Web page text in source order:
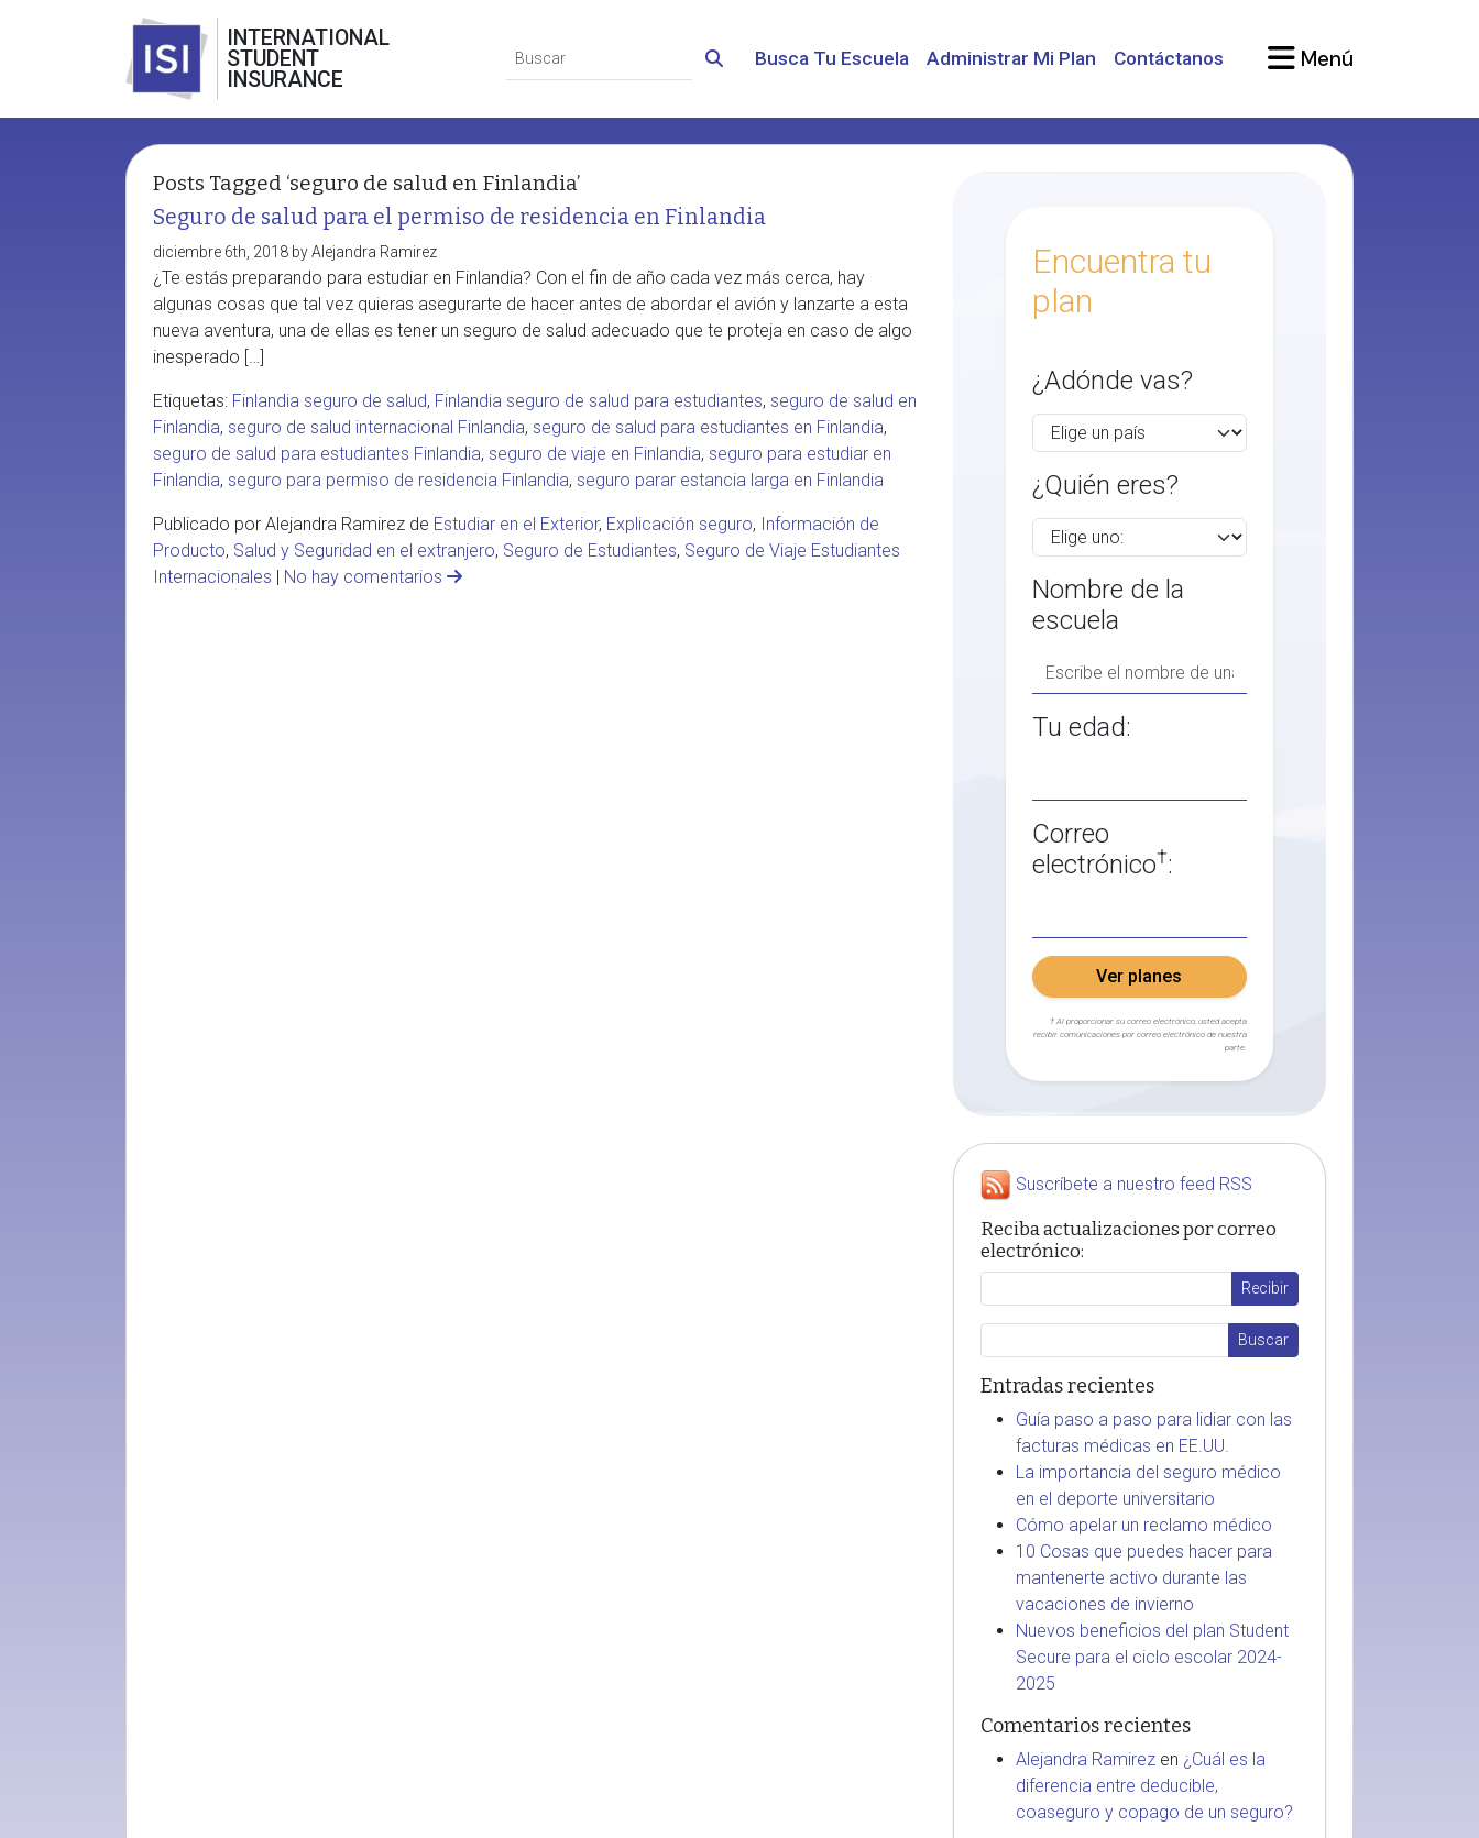
INTERNATIONAL
STUDENT
INSURANCE
Busca Tu Escuela Administrar Mi Plan Contáctanos Menú
Posts Tagged ‘seguro de salud en Finlandia’
Seguro de salud para el permiso de residencia en Finlandia
diciembre 6th, 2018 by Alejandra Ramirez
¿Te estás preparando para estudiar en Finlandia? Con el fin de año cada vez más cerca, hay
algunas cosas que tal vez quieras asegurarte de hacer antes de abordar el avión y lanzarte a esta
nueva aventura, una de ellas es tener un seguro de salud adecuado que te proteja en caso de algo
inesperado […]
Etiquetas: Finlandia seguro de salud, Finlandia seguro de salud para estudiantes, seguro de salud en
Finlandia, seguro de salud internacional Finlandia, seguro de salud para estudiantes en Finlandia,
seguro de salud para estudiantes Finlandia, seguro de viaje en Finlandia, seguro para estudiar en
Finlandia, seguro para permiso de residencia Finlandia, seguro parar estancia larga en Finlandia
Publicado por Alejandra Ramirez de Estudiar en el Exterior, Explicación seguro, Información de
Producto, Salud y Seguridad en el extranjero, Seguro de Estudiantes, Seguro de Viaje Estudiantes
Internacionales | No hay comentarios
Encuentra tu
plan
¿Adónde vas?
¿Quién eres?
Nombre de la
escuela
Tu edad:
Correo
electrónico†:
Ver planes
† Al proporcionar su correo electrónico, usted acepta
recibir comunicaciones por correo electrónico de nuestra
parte.
Suscríbete a nuestro feed RSS
Reciba actualizaciones por correo
electrónico:
Entradas recientes
Guía paso a paso para lidiar con las
facturas médicas en EE.UU.
La importancia del seguro médico
en el deporte universitario
Cómo apelar un reclamo médico
10 Cosas que puedes hacer para
mantenerte activo durante las
vacaciones de invierno
Nuevos beneficios del plan Student
Secure para el ciclo escolar 2024-
2025
Comentarios recientes
Alejandra Ramirezen ¿Cuál es la
diferencia entre deducible,
coaseguro y copago de un seguro?